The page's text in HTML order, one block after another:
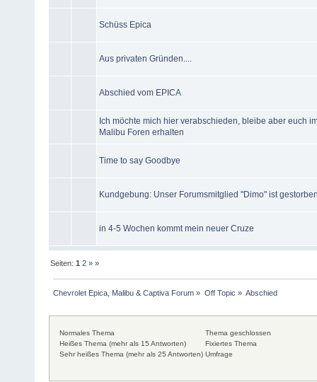
Schüss Epica
Aus privaten Gründen....
Abschied vom EPICA
Ich möchte mich hier verabschieden, bleibe aber euch
Malibu Foren erhalten
Time to say Goodbye
Kundgebung: Unser Forumsmitglied "Dimo" ist
in 4-5 Wochen kommt mein neuer Cruze
Seiten:1 2 » »
Chevrolet Epica, Malibu & Captiva Forum » Off Topic » Abschied
Normales Thema
Heißes Thema (mehr als 15 Antworten)
Sehr heißes Thema (mehr als 25 Antworten)
Thema geschlossen
Fixiertes Thema
Umfrage